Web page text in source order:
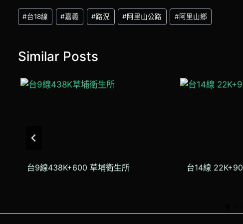
Post
Tags:
#台18線 #嘉義 #路況 #阿里山公路 #阿里山鄉
Similar Posts
台9線438K+600 草埔衛生所 台14線